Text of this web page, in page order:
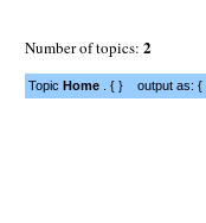
Number of topics: 2
Topic Home. { } output as: {